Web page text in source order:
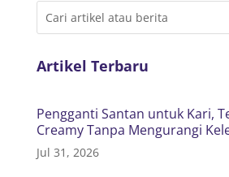
Artikel Terbaru
Pengganti Santan untuk Kari,
Creamy Tanpa Mengurangi
Jul 31, 2026